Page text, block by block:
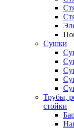
Сушки
Трубы,
стойки